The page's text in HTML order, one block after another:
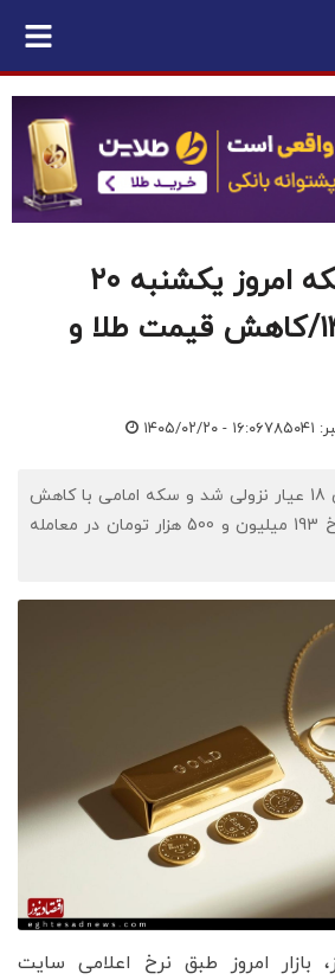
قیمت طلا و سکه امروز یکشنبه ۲۰
اردیبهشت ۱۴۰۵/کاهش قیمت طلا و
۱۴۰۵/۰۲/۲۰ - ۱۶:۰۶
اقتصادنیوز: قیمت طلای 18 عیار نزولی شد و سکه امامی با کاهش
752 هزار تومانی، در نرخ 193 میلیون و 500 هزار تومان در معامله
بازار امروز طبق نرخ اعلامی سایت